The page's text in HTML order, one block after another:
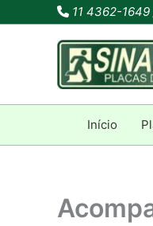
11 4362-
Início